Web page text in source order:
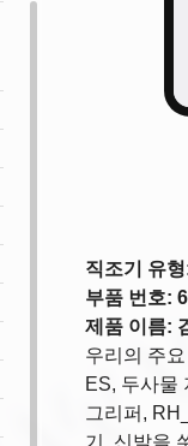
직조기 유
부품 번호:
제품 이름:
우리의 주
ES, 두사물
그리퍼,